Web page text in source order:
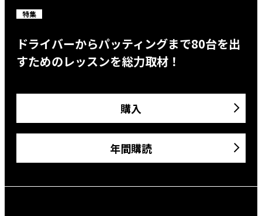
特集
ドライバーからパッティングまで80台を出
すためのレッスンを総力取材！
購入
年間購読